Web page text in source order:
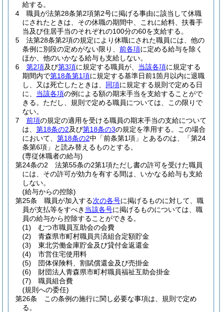
給する。
4
職員が法第28条第2項第2号に掲げる事由に該当して休職
にされたときは、その休職の期間中、これに給料、扶養手
当及び住居手当のそれぞれの100分の60を支給する。
5
法第28条第2項の規定により休職にされた職員には、他の
条例に別段の定めがない限り、 前各項に定める給与を除く
ほか、他のいかなる給与も支給しない。
6
第2項及び第3項に規定する職員が、 当該各項に規定する
期間内で第18条第1項に規定する基準日前1箇月以内に退職
し、又は死亡したときは、 同項に規定する規則で定める日
に、 当該各項の例による額の期末手当を支給することがで
きる。 ただし、規則で定める職員については、この限りで
ない。
7
前項の規定の適用を受ける職員の期末手当の支給について
は、 第18条の2及び第18条の3の規定を準用する。
この場合
において、 第18条の2中「前条第1項」とあるのは、「第24
条第6項」と読み替えるものとする。
(専従休職者の給与)
第24条の2
法第55条の2第1項ただし書の許可を受けた職員
には、その許可が効力を有する間は、いかなる給与も支給
しない。
(給与からの控除)
第25条
職員が加入する次の各号に掲げるものに対して、職
員が支払等をすべき 当該各号に掲げるものについては、職
員の給与から控除することができる。
(1)
むつ市職員互助会の会費
(2)
青森県市町村職員共済組合定額貯金
(3)
東北労働金庫貯金及び貸付金返還金
(4)
市営住宅使用料
(5)
団体保険料、割賦償還金及び売掛金
(6)
財団法人青森県市町村職員福祉互助会掛金
(7)
職員組合費
(規則への委任)
第26条
この条例の施行に関し必要な事項は、規則で定め
る。